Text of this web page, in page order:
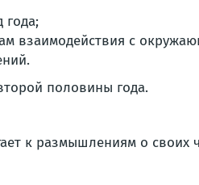
года;
взаимодействия с
половины года.
к размышлениям о своих